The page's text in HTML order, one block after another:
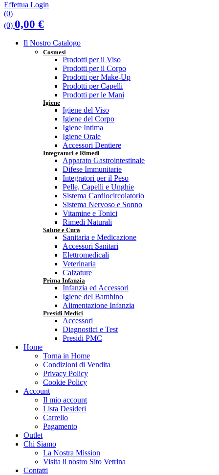
Effettua Login
(0)
(0) 0,00 €
Il Nostro Catalogo
Cosmesi
Prodotti per il Viso
Prodotti per il Corpo
Prodotti per Make-Up
Prodotti per Capelli
Prodotti per le Mani
Igiene
Igiene del Viso
Igiene del Corpo
Igiene Intima
Igiene Orale
Accessori Dentiere
Integratori e Rimedi
Apparato Gastrointestinale
Difese Immunitarie
Integratori per il Peso
Pelle, Capelli e Unghie
Sistema Cardiocircolatorio
Sistema Nervoso e Sonno
Vitamine e Tonici
Rimedi Naturali
Salute e Cura
Sanitaria e Medicazione
Accessori Sanitari
Elettromedicali
Veterinaria
Calzature
Prima Infanzia
Infanzia ed Accessori
Igiene del Bambino
Alimentazione Infanzia
Presidi Medici
Accessori
Diagnostici e Test
Presidi PMC
Home
Torna in Home
Condizioni di Vendita
Privacy Policy
Cookie Policy
Account
Il mio account
Lista Desideri
Carrello
Pagamento
Outlet
Chi Siamo
La Nostra Mission
Visita il nostro Sito Vetrina
Contatti